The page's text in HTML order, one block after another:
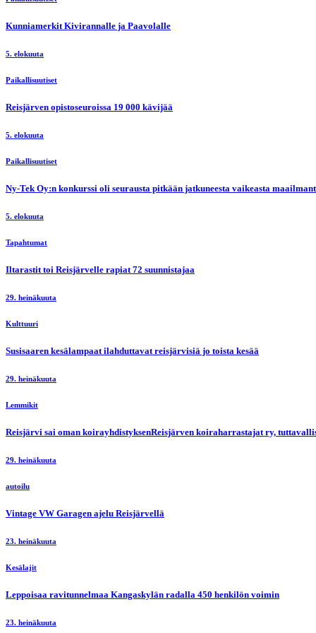
Kunniamerkit Kivirannalle ja Paavolalle
5. elokuuta
Paikallisuutiset
Reisjärven opistoseuroissa 19 000 kävijää
5. elokuuta
Paikallisuutiset
Ny-Tek Oy:n konkurssi oli seurausta pitkään jatkuneesta vaikeasta
5. elokuuta
Tapahtumat
Iltarastit toi Reisjärvelle rapiat 72 suunnistajaa
29. heinäkuuta
Kulttuuri
Susisaaren kesälampaat ilahduttavat reisjärvisiä jo toista kesää
29. heinäkuuta
Lemmikit
Reisjärvi sai oman koirayhdistyksenReisjärven koiraharrastajat ry,
29. heinäkuuta
autoilu
Vintage VW Garagen ajelu Reisjärvellä
23. heinäkuuta
Kesälajit
Leppoisaa ravitunnelmaa Kangaskylän radalla 450 henkilön voimin
23. heinäkuuta